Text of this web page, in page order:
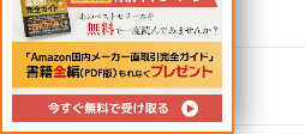
海外メーカー仕入れ
コンサル(お客様の声)